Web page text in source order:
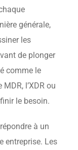
générale,
les
de plonger
comme le
MDR, l’XDR ou
le besoin.
à un
entreprise. Les